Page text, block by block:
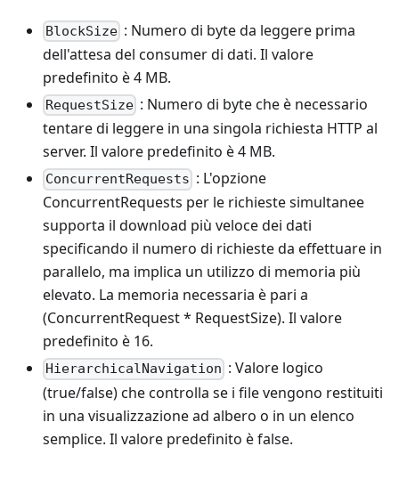
BlockSize : Numero di byte da leggere prima
dell'attesa del consumer di dati. Il valore
predefinito è 4 MB.
RequestSize : Numero di byte che è necessario
tentare di leggere in una singola richiesta HTTP al
server. Il valore predefinito è 4 MB.
ConcurrentRequests : L'opzione
ConcurrentRequests per le richieste simultanee
supporta il download più veloce dei dati
specificando il numero di richieste da effettuare in
parallelo, ma implica un utilizzo di memoria più
elevato. La memoria necessaria è pari a
(ConcurrentRequest * RequestSize). Il valore
predefinito è 16.
HierarchicalNavigation : Valore logico
(true/false) che controlla se i file vengono restituiti
in una visualizzazione ad albero o in un elenco
semplice. Il valore predefinito è false.